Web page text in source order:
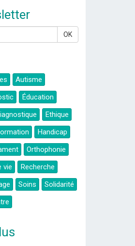
OK
Autisme
Éducation
Ethique
Handicap
Orthophonie
vie
Recherche
Soins
Solidarité